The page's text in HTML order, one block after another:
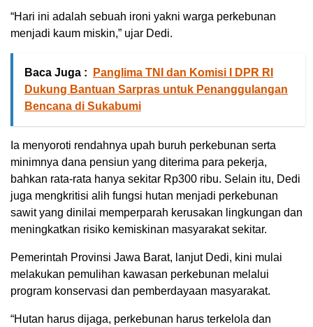
“Hari ini adalah sebuah ironi yakni warga perkebunan
menjadi kaum miskin,” ujar Dedi.
Baca Juga :
Panglima TNI dan Komisi I DPR RI
Dukung Bantuan Sarpras untuk Penanggulangan
Bencana di Sukabumi
Ia menyoroti rendahnya upah buruh perkebunan serta
minimnya dana pensiun yang diterima para pekerja,
bahkan rata-rata hanya sekitar Rp300 ribu. Selain itu, Dedi
juga mengkritisi alih fungsi hutan menjadi perkebunan
sawit yang dinilai memperparah kerusakan lingkungan dan
meningkatkan risiko kemiskinan masyarakat sekitar.
Pemerintah Provinsi Jawa Barat, lanjut Dedi, kini mulai
melakukan pemulihan kawasan perkebunan melalui
program konservasi dan pemberdayaan masyarakat.
“Hutan harus dijaga, perkebunan harus terkelola dan